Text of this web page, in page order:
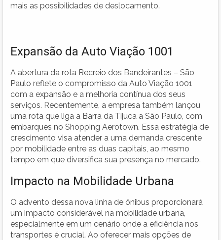
mais as possibilidades de deslocamento.
Expansão da Auto Viação 1001
A abertura da rota Recreio dos Bandeirantes – São
Paulo reflete o compromisso da Auto Viação 1001
com a expansão e a melhoria contínua dos seus
serviços. Recentemente, a empresa também lançou
uma rota que liga a Barra da Tijuca a São Paulo, com
embarques no Shopping Aerotown. Essa estratégia de
crescimento visa atender a uma demanda crescente
por mobilidade entre as duas capitais, ao mesmo
tempo em que diversifica sua presença no mercado.
Impacto na Mobilidade Urbana
O advento dessa nova linha de ônibus proporcionará
um impacto considerável na mobilidade urbana,
especialmente em um cenário onde a eficiência nos
transportes é crucial. Ao oferecer mais opções de